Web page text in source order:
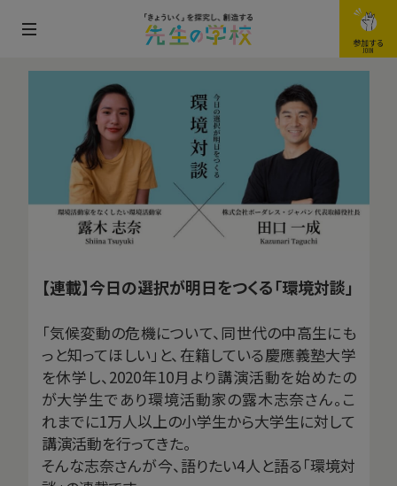
メ
参加する
JOIN
【連載】今日の選択が明日をつくる「環境対談」
「気候変動の危機について、同世代の中高生にも
っと知ってほしい」と、在籍している慶應義塾大学
を休学し、2020年10月より講演活動を始めたの
が大学生であり環境活動家の露木志奈さん。こ
れまでに1万人以上の小学生から大学生に対して
講演活動を行ってきた。
そんな志奈さんが今、語りたい4人と語る「環境対